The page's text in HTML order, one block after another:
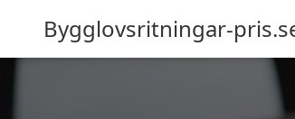
Bygglovsritningar-